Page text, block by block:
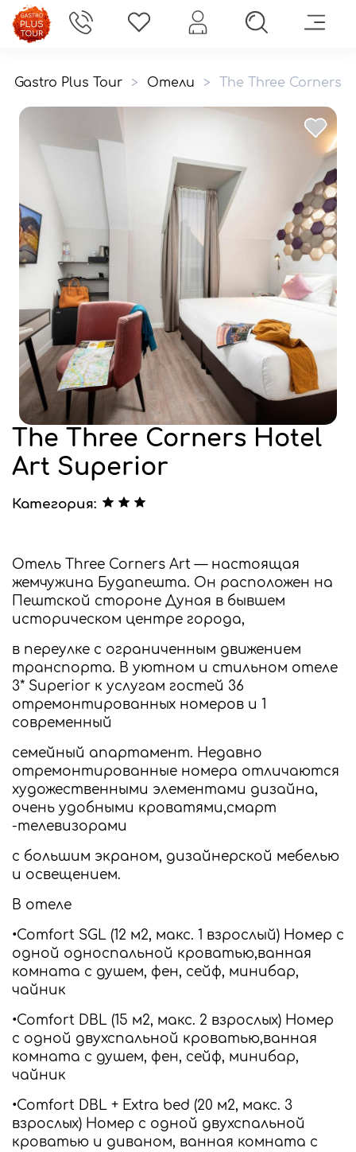
Gastro Plus Tour > Отели > The Three Corners
The Three Corners Hotel
Art Superior
Категория:
Отель Three Corners Art — настоящая
жемчужина Будапешта. Он расположен на
Пештской стороне Дуная в бывшем
историческом центре города,
в переулке с ограниченным движением
транспорта. В уютном и стильном отеле
3* Superior к услугам гостей 36
отремонтированных номеров и 1
современный
семейный апартамент. Недавно
отремонтированные номера отличаются
художественными элементами дизайна,
очень удобными кроватями,смарт
-телевизорами
с большим экраном, дизайнерской мебелью
и освещением.
В отеле
•Comfort SGL (12 м2, макс. 1 взрослый) Номер с
одной односпальной кроватью,ванная
комната с душем, фен, сейф, минибар,
чайник
•Comfort DBL (15 м2, макс. 2 взрослых) Номер
с одной двухспальной кроватью,ванная
комната с душем, фен, сейф, минибар,
чайник
•Comfort DBL + Extra bed (20 м2, макс. 3
взрослых) Номер с одной двухспальной
кроватью и диваном, ванная комната с